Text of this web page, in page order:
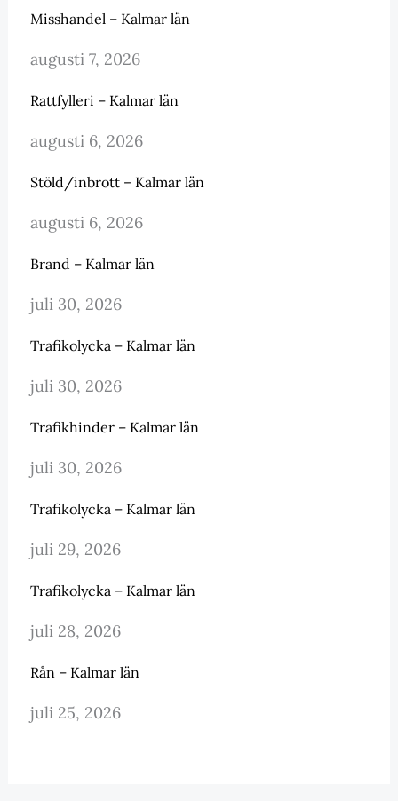
Misshandel – Kalmar län
augusti 7, 2026
Rattfylleri – Kalmar län
augusti 6, 2026
Stöld/inbrott – Kalmar län
augusti 6, 2026
Brand – Kalmar län
juli 30, 2026
Trafikolycka – Kalmar län
juli 30, 2026
Trafikhinder – Kalmar län
juli 30, 2026
Trafikolycka – Kalmar län
juli 29, 2026
Trafikolycka – Kalmar län
juli 28, 2026
Rån – Kalmar län
juli 25, 2026